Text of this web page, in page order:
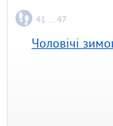
41 ... 47
Чоловічі